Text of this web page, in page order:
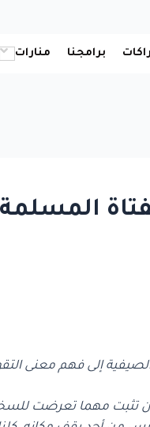
برامجنا منارات
الصيفية إلى فهم معنى
تثبت مهما تعرضت